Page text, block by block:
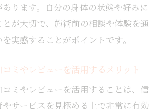
ります。自分の身体の状態や好みに
が大切で、施術前の相談や体験を通
実感することがポイントです。
ミやレビューを活用するメリット
ミやレビューを活用することは、信
サービスを見極める上で非常に有効